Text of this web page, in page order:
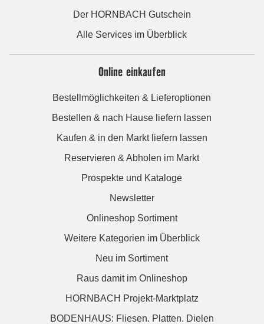
Der HORNBACH Gutschein
Alle Services im Überblick
Online einkaufen
Bestellmöglichkeiten & Lieferoptionen
Bestellen & nach Hause liefern lassen
Kaufen & in den Markt liefern lassen
Reservieren & Abholen im Markt
Prospekte und Kataloge
Newsletter
Onlineshop Sortiment
Weitere Kategorien im Überblick
Neu im Sortiment
Raus damit im Onlineshop
HORNBACH Projekt-Marktplatz
BODENHAUS: Fliesen. Platten. Dielen